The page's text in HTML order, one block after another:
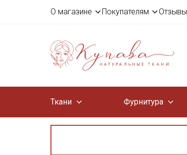
О магазине Покупателям Отзывы
Ткани Фурнитура